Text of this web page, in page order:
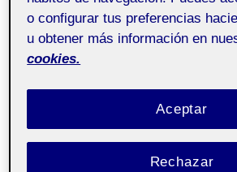
proceso, método o receta no solo
enfoques, sino que es capaz de
final del producto, sea cual sea el
caldo de cultivo propicio para
forma de baraja o mazo de cartas.
o configurar tus preferencias
u obtener más información en
cookies.
Rechazar
Aceptar